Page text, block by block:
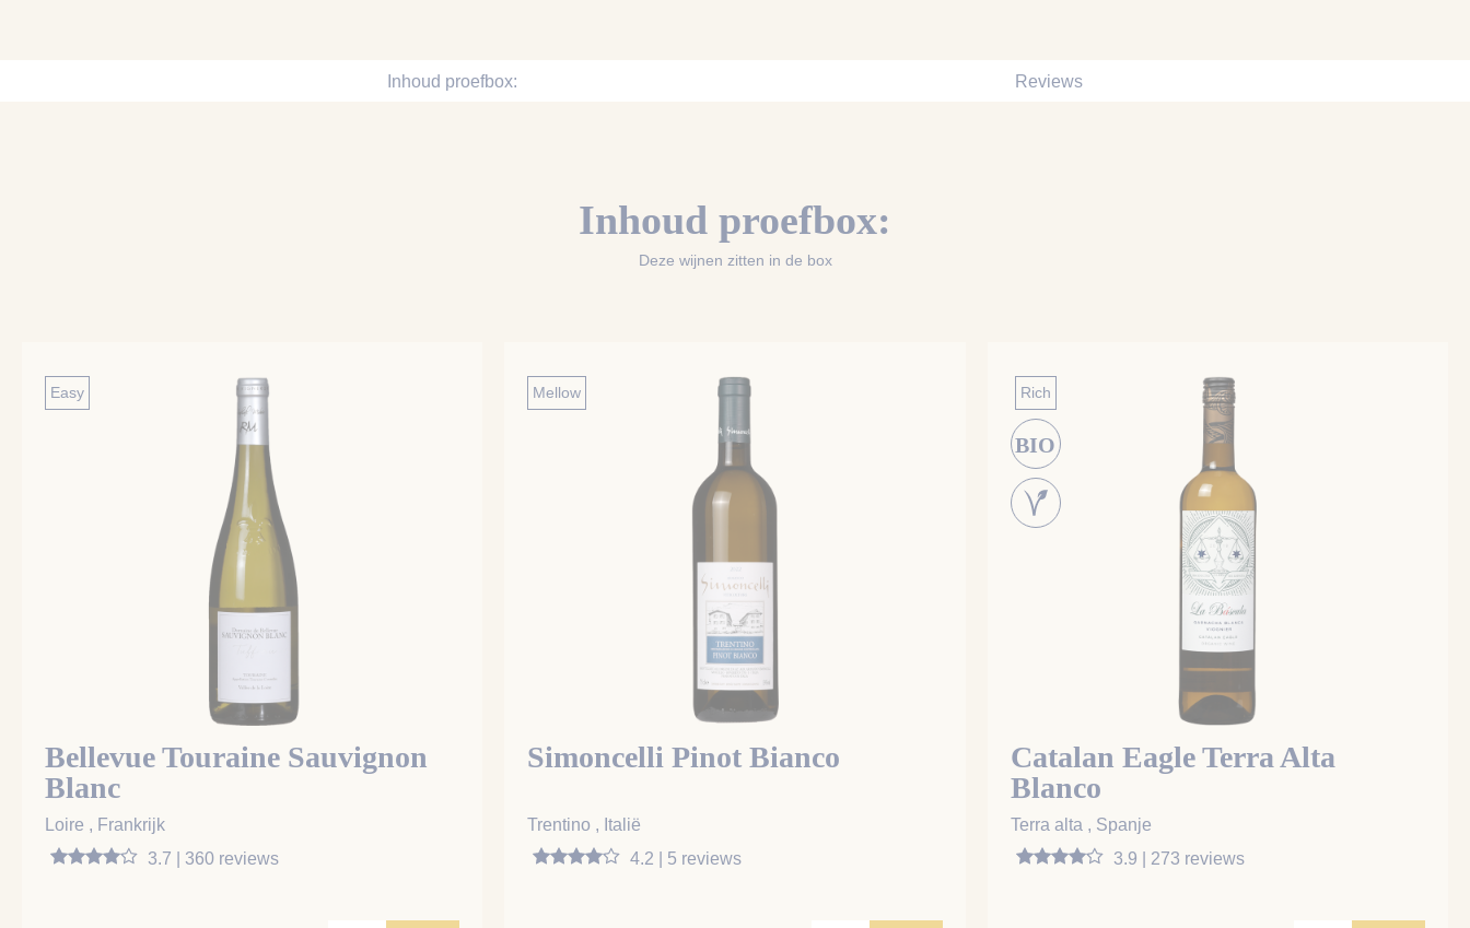
Inhoud proefbox: Reviews
Inhoud proefbox:
Deze wijnen zitten in de box
Easy
Bellevue Touraine Sauvignon
Blanc
Loire , Frankrijk
3.7 | 360 reviews
Mellow
Simoncelli Pinot Bianco
Trentino , Italië
4.2 | 5 reviews
Rich
BIO
Catalan Eagle Terra Alta
Blanco
Terra alta , Spanje
3.9 | 273 reviews